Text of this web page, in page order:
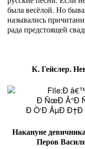
была весёлой. Но
назывались
рада предстоящей
К. Гейслер.
Накануне
Перов